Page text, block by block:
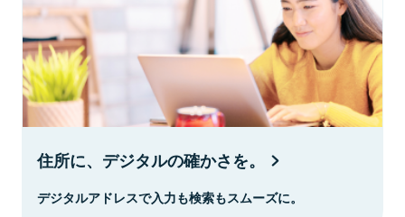
住所に、デジタルの確かさを。
デジタルアドレスで入力も検索もスムーズに。